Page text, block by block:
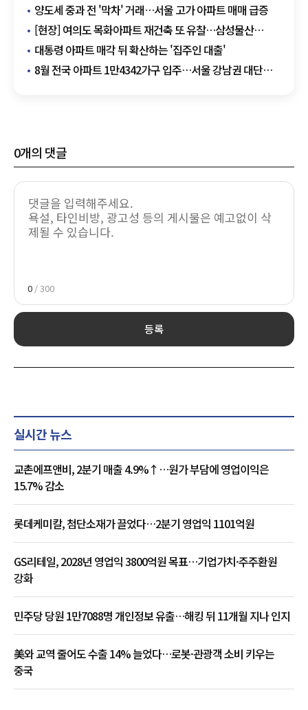
양도세 중과 전 '막차' 거래…서울 고가 아파트 매매 급증
[현장] 여의도 목화아파트 재건축 또 유찰…삼성물산
무혈입성 청신호
대통령 아파트 매각 뒤 확산하는 '집주인 대출'
8월 전국 아파트 1만4342가구 입주…서울 강남권 대단지
0개의 댓글
0 / 300
등록
실시간 뉴스
교촌에프앤비, 2분기 매출 4.9%↑…원가 부담에 영업이익은
15.7% 감소
롯데케미칼, 첨단소재가 끌었다…2분기 영업익 1101억원
GS리테일, 2028년 영업익 3800억원 목표…기업가치·주주환원
강화
민주당 당원 1만7088명 개인정보 유출…해킹 뒤 11개월 지나 인지
美와 교역 줄어도 수출 14% 늘었다…로봇·관광객 소비 키우는
중국